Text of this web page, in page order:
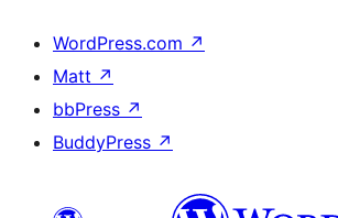
WordPress.com ↗
Matt ↗
bbPress ↗
BuddyPress ↗